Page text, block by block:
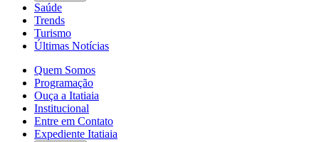
Saúde
Trends
Turismo
Últimas Notícias
Quem Somos
Programação
Ouça a Itatiaia
Institucional
Entre em Contato
Expediente Itatiaia